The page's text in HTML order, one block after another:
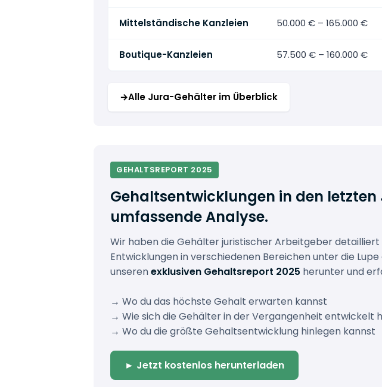
Mittelständische Kanzleien 50.000 € – 165.000 €
Boutique-Kanzleien 57.500 € – 160.000 €
→Alle Jura-Gehälter im Überblick
GEHALTSREPORT 2025
Gehaltsentwicklungen in den letzten
umfassende Analyse.
Wir haben die Gehälter juristischer Arbeitgeber
Entwicklungen in verschiedenen Bereichen unter die
unserenexklusiven Gehaltsreport 2025 herunter und
→ Wo du das höchste Gehalt erwarten kannst
→ Wie sich die Gehälter in der Vergangenheit entwickelt
→ Wo du die größte Gehaltsentwicklung hinlegen kannst
► Jetzt kostenlos herunterladen